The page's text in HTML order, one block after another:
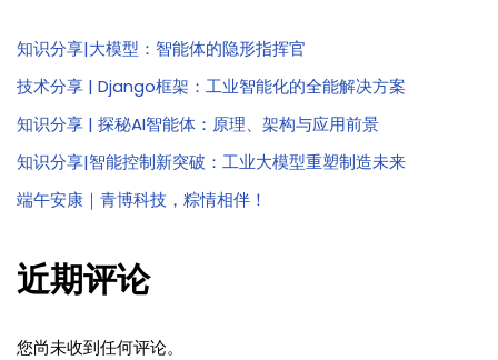
知识分享|大模型：智能体的隐形指挥官
技术分享 | Django框架：工业智能化的全能解决方案
知识分享 | 探秘AI智能体：原理、架构与应用前景
知识分享|智能控制新突破：工业大模型重塑制造未来
端午安康｜青博科技，粽情相伴！
近期评论
您尚未收到任何评论。